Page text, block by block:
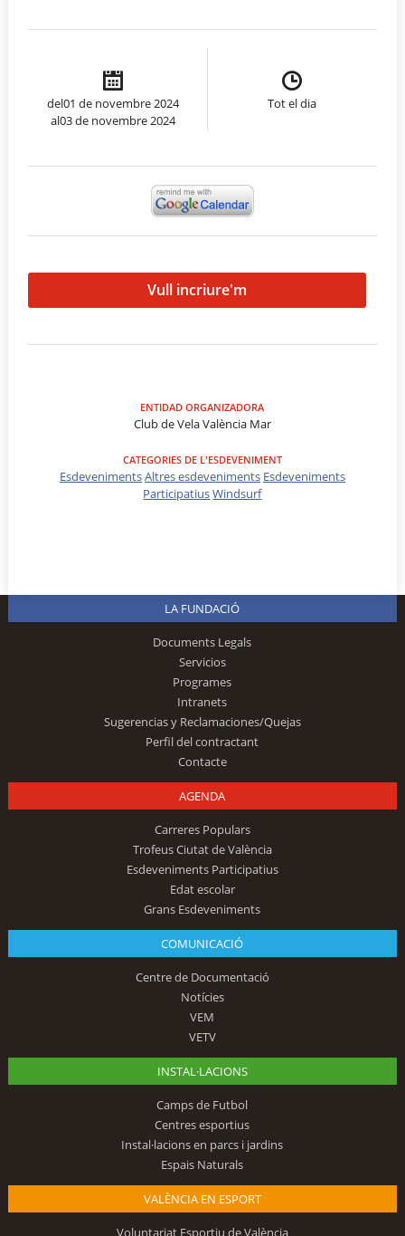
del01 de novembre 2024
al03 de novembre 2024
Tot el dia
Vull incriure'm
ENTIDAD ORGANIZADORA
Club de Vela València Mar
CATEGORIES DE L'ESDEVENIMENT
EsdevenimentsAltres esdeveniments Esdeveniments
ParticipatiusWindsurf
LA FUNDACIÓ
Documents Legals
Servicios
Programes
Intranets
Sugerencias y Reclamaciones/Quejas
Perfil del contractant
Contacte
AGENDA
Carreres Populars
Trofeus Ciutat de València
Esdeveniments Participatius
Edat escolar
Grans Esdeveniments
COMUNICACIÓ
Centre de Documentació
Notícies
VEM
VETV
INSTAL·LACIONS
Camps de Futbol
Centres esportius
Instal·lacions en parcs i jardins
Espais Naturals
VALÈNCIA EN ESPORT
Voluntariat Esportiu de València